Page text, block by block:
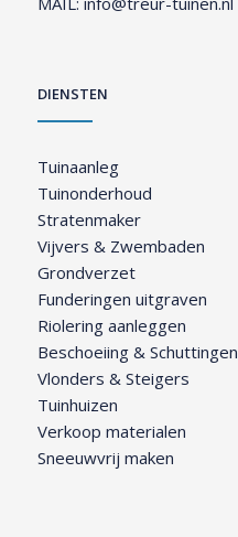
DIENSTEN
Tuinaanleg
Tuinonderhoud
Stratenmaker
Vijvers & Zwembaden
Grondverzet
Funderingen uitgraven
Riolering aanleggen
Beschoeiing & Schuttingen
Vlonders & Steigers
Tuinhuizen
Verkoop materialen
Sneeuwvrij maken